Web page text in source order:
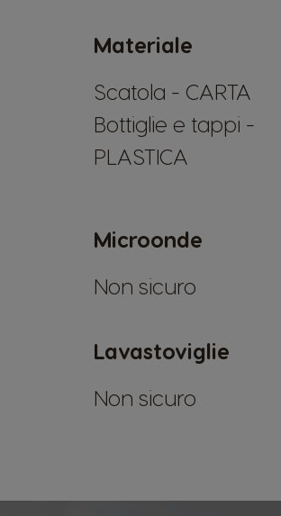
Materiale
Scatola - CARTA
Bottiglie e tappi -
PLASTICA
Microonde
Non sicuro
Lavastoviglie
Non sicuro